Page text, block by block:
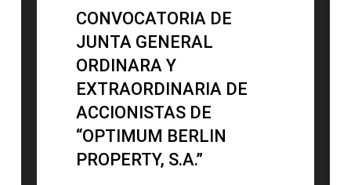
ACCIONISTAS
“OPTIMUM
BERLIN
PROPERTY
TWO,
S.A.”
CONVOCATORIA DE
JUNTA GENERAL
ORDINARA Y
EXTRAORDINARIA DE
ACCIONISTAS DE
“OPTIMUM BERLIN
PROPERTY, S.A.”